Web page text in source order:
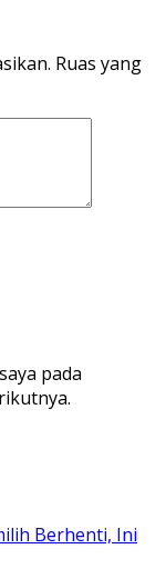
Ruas yang
pada